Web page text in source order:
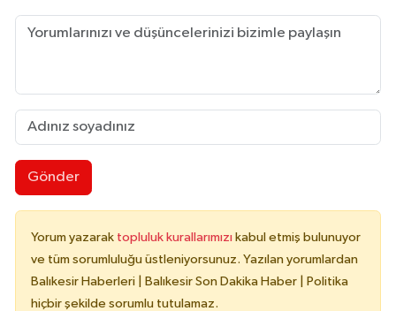
Gönder
Yorum yazarak topluluk kurallarımızı kabul etmiş bulunuyor
ve tüm sorumluluğu üstleniyorsunuz. Yazılan yorumlardan
Balıkesir Haberleri | Balıkesir Son Dakika Haber | Politika
hiçbir şekilde sorumlu tutulamaz.